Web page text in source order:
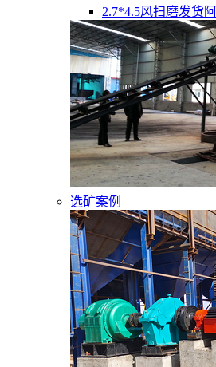
2.7*4.5风扫磨发货
选矿案例